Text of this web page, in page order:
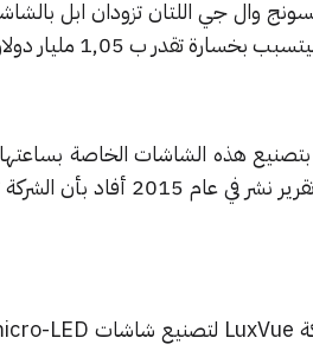
وال جي اللتان تزودان ابل
مليار دولار في العام الواحد.
نهاية العام الحالي في تايوان، الأمر الذي